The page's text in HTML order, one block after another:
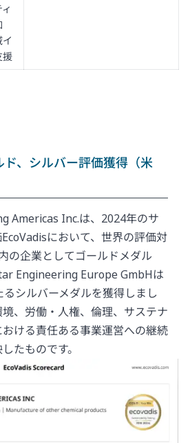
援
ド、シルバー評価獲得（米
Americas Inc.は、2024年のサ
において、世界の評価対
の企業としてゴールドメダル
Engineering Europe GmbHは
シルバーメダルを獲得しまし
、労働・人権、倫理、サステナ
ける責任ある事業運営への継続
たものです。